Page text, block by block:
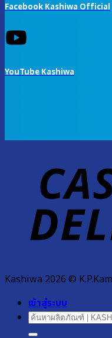
Facebook Kashiwa Official
YouTube Kashiwa
Kashiwa 2026 ©
เข้าสู่ระบบ
ค้นหา: